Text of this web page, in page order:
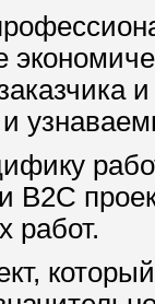
и
B2C
работ.